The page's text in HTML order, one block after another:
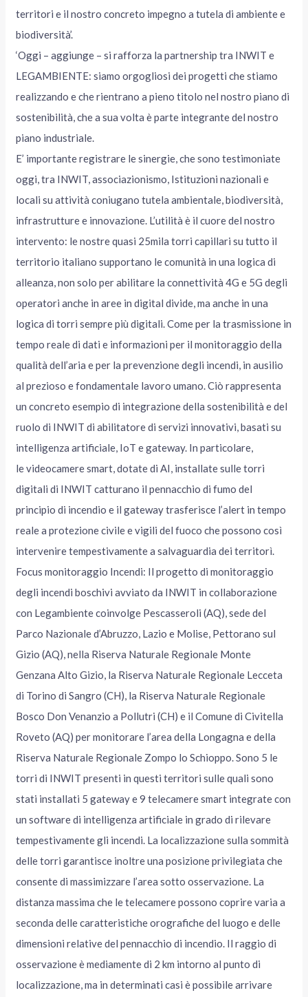
territori e il nostro concreto impegno a tutela di ambiente e
biodiversità’.
‘Oggi – aggiunge – si rafforza la partnership tra INWIT e
LEGAMBIENTE: siamo orgogliosi dei progetti che stiamo
realizzando e che rientrano a pieno titolo nel nostro piano di
sostenibilità, che a sua volta è parte integrante del nostro
piano industriale.
E’ importante registrare le sinergie, che sono testimoniate
oggi, tra INWIT, associazionismo, Istituzioni nazionali e
locali su attività coniugano tutela ambientale, biodiversità,
infrastrutture e innovazione. L’utilità è il cuore del nostro
intervento: le nostre quasi 25mila torri capillari su tutto il
territorio italiano supportano le comunità in una logica di
alleanza, non solo per abilitare la connettività 4G e 5G degli
operatori anche in aree in digital divide, ma anche in una
logica di torri sempre più digitali. Come per la trasmissione in
tempo reale di dati e informazioni per il monitoraggio della
qualità dell’aria e per la prevenzione degli incendi, in ausilio
al prezioso e fondamentale lavoro umano. Ciò rappresenta
un concreto esempio di integrazione della sostenibilità e del
ruolo di INWIT di abilitatore di servizi innovativi, basati su
intelligenza artificiale, IoT e gateway. In particolare,
le videocamere smart, dotate di AI, installate sulle torri
digitali di INWIT catturano il pennacchio di fumo del
principio di incendio e il gateway trasferisce l’alert in tempo
reale a protezione civile e vigili del fuoco che possono così
intervenire tempestivamente a salvaguardia dei territorì.
Focus monitoraggio Incendi: Il progetto di monitoraggio
degli incendi boschivi avviato da INWIT in collaborazione
con Legambiente coinvolge Pescasseroli (AQ), sede del
Parco Nazionale d’Abruzzo, Lazio e Molise, Pettorano sul
Gizio (AQ), nella Riserva Naturale Regionale Monte
Genzana Alto Gizio, la Riserva Naturale Regionale Lecceta
di Torino di Sangro (CH), la Riserva Naturale Regionale
Bosco Don Venanzio a Pollutri (CH) e il Comune di Civitella
Roveto (AQ) per monitorare l’area della Longagna e della
Riserva Naturale Regionale Zompo lo Schioppo. Sono 5 le
torri di INWIT presenti in questi territori sulle quali sono
stati installati 5 gateway e 9 telecamere smart integrate con
un software di intelligenza artificiale in grado di rilevare
tempestivamente gli incendi. La localizzazione sulla sommità
delle torri garantisce inoltre una posizione privilegiata che
consente di massimizzare l’area sotto osservazione. La
distanza massima che le telecamere possono coprire varia a
seconda delle caratteristiche orografiche del luogo e delle
dimensioni relative del pennacchio di incendio. Il raggio di
osservazione è mediamente di 2 km intorno al punto di
localizzazione, ma in determinati casi è possibile arrivare